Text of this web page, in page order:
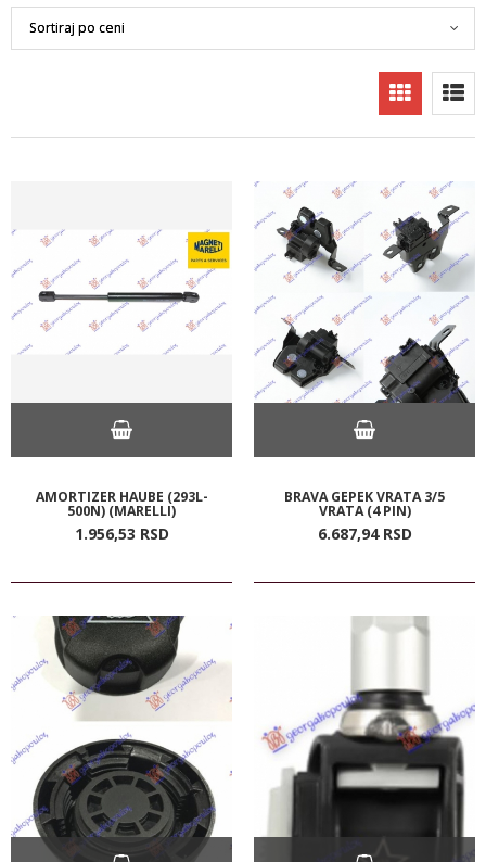
AMORTIZER HAUBE (293L-
500N) (MARELLI)
1.956,53 RSD
BRAVA GEPEK VRATA 3/5
VRATA (4 PIN)
6.687,94 RSD